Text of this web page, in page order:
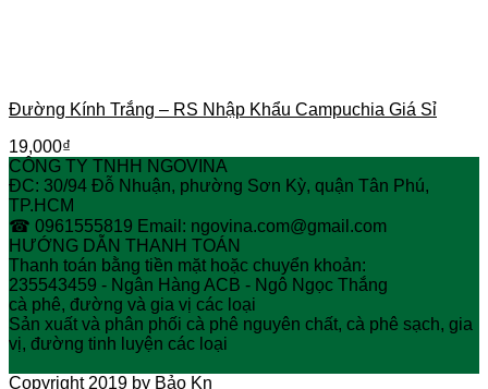
Đường Kính Trắng – RS Nhập Khẩu Campuchia Giá Sỉ
19,000₫
CÔNG TY TNHH NGOVINA
ĐC: 30/94 Đỗ Nhuận, phường Sơn Kỳ, quận Tân Phú,
TP.HCM
☎ 0961555819 Email: ngovina.com@gmail.com
HƯỚNG DẪN THANH TOÁN
Thanh toán bằng tiền mặt hoặc chuyển khoản:
235543459 - Ngân Hàng ACB - Ngô Ngọc Thắng
cà phê, đường và gia vị các loại
Sản xuất và phân phối cà phê nguyên chất, cà phê sạch, gia
vị, đường tinh luyện các loại
Copyright 2019 by Bảo Kn